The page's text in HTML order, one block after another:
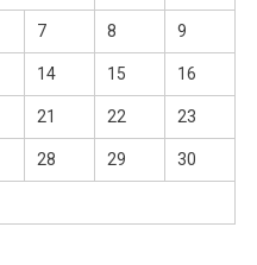
7 8 9
14 15 16
21 22 23
28 29 30